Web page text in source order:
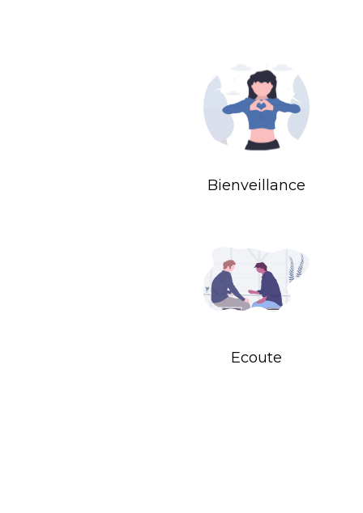
Bienveillance
Ecoute